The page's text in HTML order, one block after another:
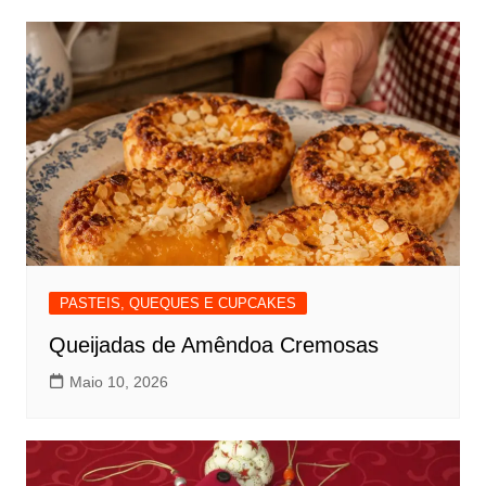
PASTEIS, QUEQUES E CUPCAKES
Queijadas de Amêndoa Cremosas
Maio 10, 2026